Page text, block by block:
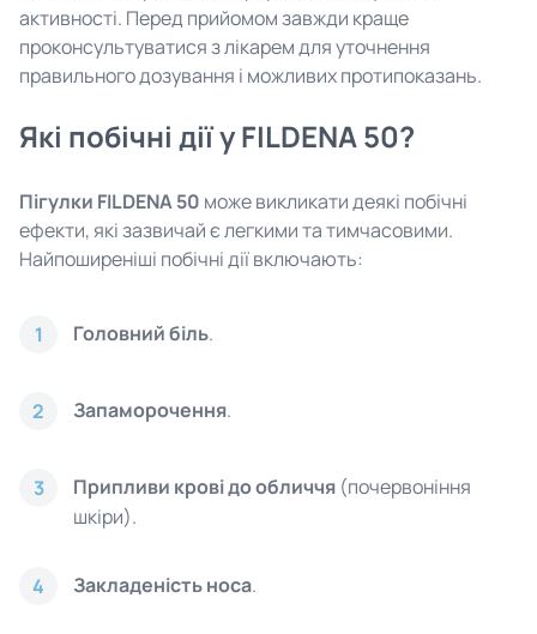
активності. Перед прийомом завжди краще
проконсультуватися з лікарем для уточнення
правильного дозування і можливих протипоказань.
Які побічні дії у FILDENA 50?
Пігулки FILDENA 50 може викликати деякі побічні
ефекти, які зазвичай є легкими та тимчасовими.
Найпоширеніші побічні дії включають:
1 Головний біль.
2 Запаморочення.
3 Припливи крові до обличчя (почервоніння
шкіри).
4 Закладеність носа.